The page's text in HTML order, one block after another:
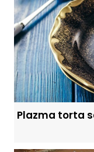
Plazma torta